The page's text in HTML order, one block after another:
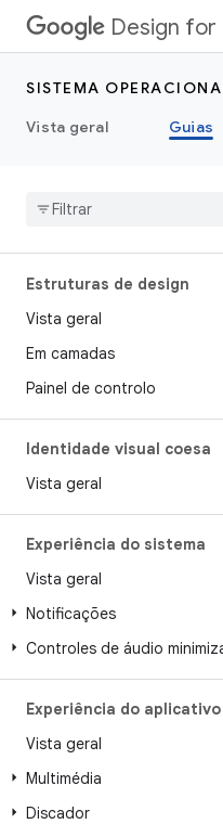
Design for
SISTEMA
Vista geral
Guias
Estruturas de design
Vista geral
Em camadas
Painel de controlo
Identidade visual coesa
Vista geral
Experiência do sistema
Vista geral
Notificações
Controles de áudio
Experiência do aplicativo
Vista geral
Multimédia
Discador